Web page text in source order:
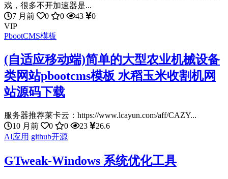
戏，很多不开加速器是...
7 月前
0 0 43
0
VIP
PbootCMS模板
(自适应移动端)简单的大型农业机械设备
类网站pbootcms模板 水稻玉米收割机网
站源码下载
服务器推荐莱卡云：https://www.lcayun.com/aff/CAZY...
10 月前
0 0 23
26.6
AI应用 github开源
GTweak-Windows 系统优化工具